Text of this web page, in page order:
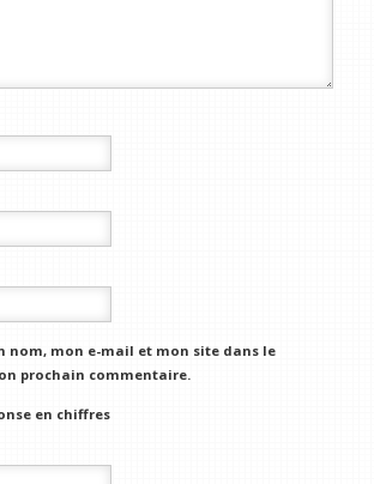
nom, mon e-mail et mon site dans le
prochain commentaire.
en chiffres